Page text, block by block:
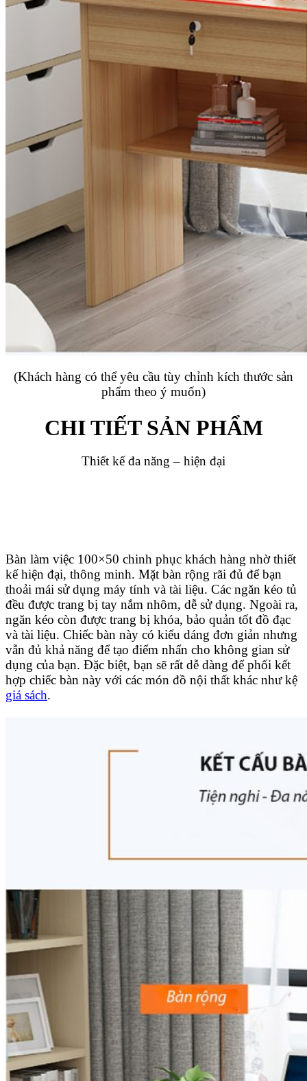
(Khách hàng có thể yêu cầu tùy chỉnh kích thước sản
phẩm theo ý muốn)
CHI TIẾT SẢN PHẨM
Thiết kế đa năng – hiện đại
Bàn làm việc 100×50 chinh phục khách hàng nhờ thiết
kế hiện đại, thông minh. Mặt bàn rộng rãi đủ để bạn
thoải mái sử dụng máy tính và tài liệu. Các ngăn kéo tủ
đều được trang bị tay nắm nhôm, dễ sử dụng. Ngoài ra,
ngăn kéo còn được trang bị khóa, bảo quản tốt đồ đạc
và tài liệu. Chiếc bàn này có kiểu dáng đơn giản nhưng
vẫn đủ khả năng để tạo điểm nhấn cho không gian sử
dụng của bạn. Đặc biệt, bạn sẽ rất dễ dàng để phối kết
hợp chiếc bàn này với các món đồ nội thất khác như kệ
giá sách.